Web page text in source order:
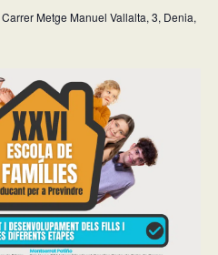
Carrer Metge Manuel Vallalta, 3, Denia,